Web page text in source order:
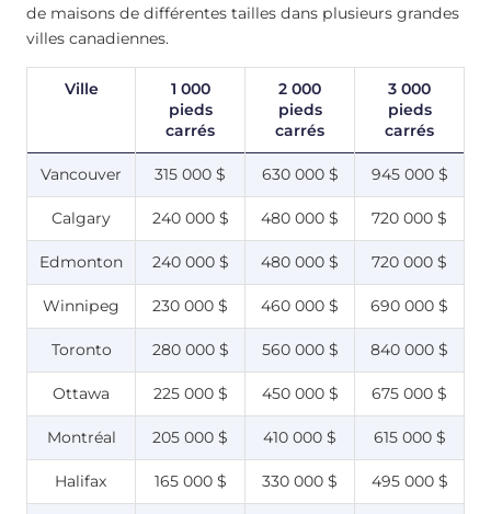
de maisons de différentes tailles dans plusieurs grandes
villes canadiennes.
Ville
1 000
pieds
carrés
2 000
pieds
carrés
3 000
pieds
carrés
Vancouver 315 000 $ 630 000 $ 945 000 $
Calgary 240 000 $ 480 000 $ 720 000 $
Edmonton 240 000 $ 480 000 $ 720 000 $
Winnipeg 230 000 $ 460 000 $ 690 000 $
Toronto 280 000 $ 560 000 $ 840 000 $
Ottawa 225 000 $ 450 000 $ 675 000 $
Montréal 205 000 $ 410 000 $ 615 000 $
Halifax 165 000 $ 330 000 $ 495 000 $